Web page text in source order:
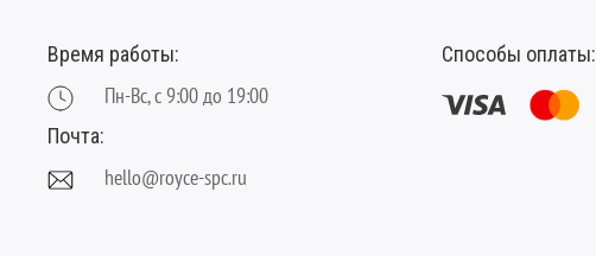
Время работы:
Пн-Вс, с 9:00 до 19:00
Почта:
hello@royce-spc.ru
Способы оплаты: